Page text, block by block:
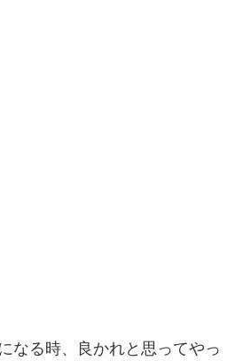
なる時、良かれと思ってやっ